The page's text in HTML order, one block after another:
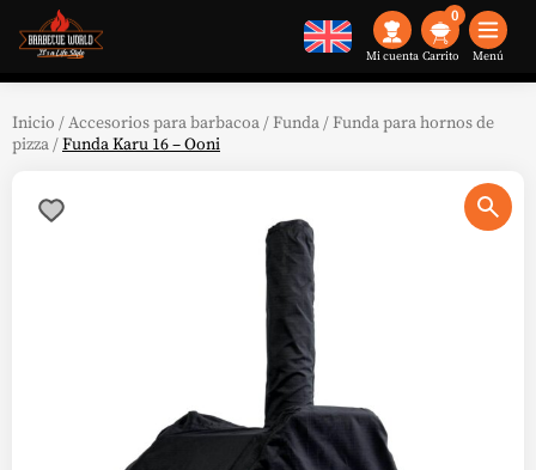
Mi cuenta
0
Menú
Inicio /Accesorios para barbacoa /Funda /Funda para hornos de
pizza /Funda Karu 16 – Ooni